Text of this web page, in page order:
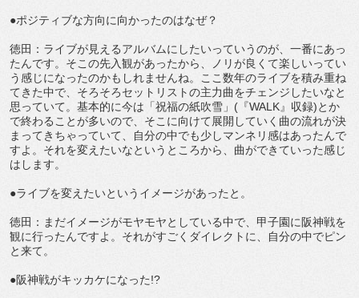
●ポジティブな方向に向かったのはなぜ？
徳田：ライブが見えるアルバムにしたいっていうのが、一番にあっ
たんです。そこの先入観があったから、ノリが良くて楽しいってい
う感じになったのかもしれませんね。ここ数年のライブを積み重ね
てきた中で、そろそろセットリストの主力曲をチェンジしたいなと
思っていて。基本的に今は「祝福の紙吹雪」(『WALK』収録)とか
で終わることが多いので、そこに向けて展開していく曲の流れが決
まってきちゃっていて、自分の中でも少しマンネリ感はあったんで
すよ。それを変えたいなというところから、曲ができていった感じ
はします。
●ライブを変えたいというイメージがあったと。
徳田：まだイメージがモヤモヤとしている中で、甲子園に阪神戦を
観に行ったんですよ。それがすごくダイレクトに、自分の中でピン
と来て。
●阪神戦がキッカケになった!?